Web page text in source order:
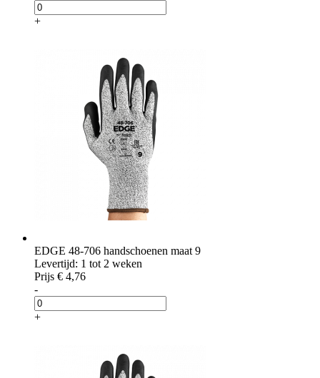
+
EDGE 48-706 handschoenen maat 9
Levertijd: 1 tot 2 weken
Prijs € 4,76
-
+